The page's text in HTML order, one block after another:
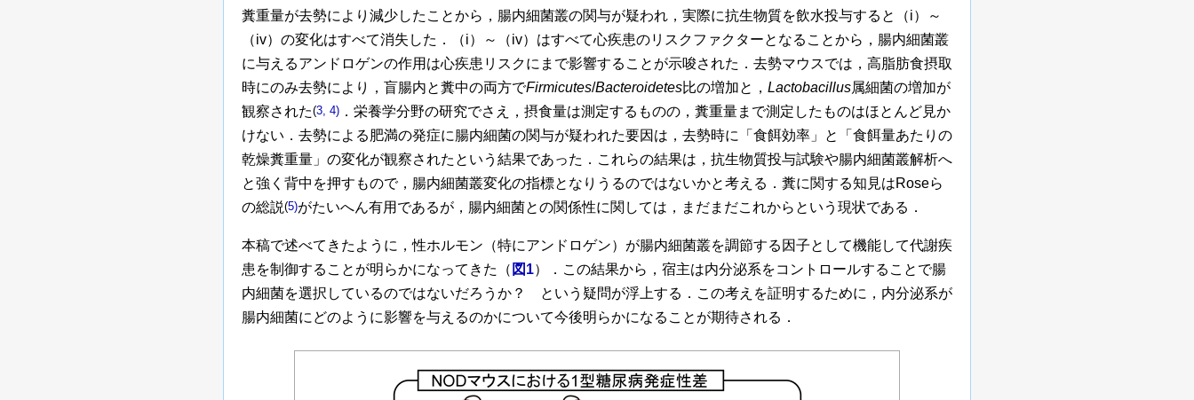
糞重量が去勢により減少したことから，腸内細菌叢の関与が疑われ，実際に抗生物質を飲水投与すると（i）～
（iv）の変化はすべて消失した．（i）～（iv）はすべて心疾患のリスクファクターとなることから，腸内細菌叢
に与えるアンドロゲンの作用は心疾患リスクにまで影響することが示唆された．去勢マウスでは，高脂肪食摂取
時にのみ去勢により，盲腸内と糞中の両方でFirmicutes/Bacteroidetes比の増加と， Lactobacillus属細菌の増加が
観察された(3, 4) ．栄養学分野の研究でさえ，摂食量は測定するものの，糞重量まで測定したものはほとんど見か
けない．去勢による肥満の発症に腸内細菌の関与が疑われた要因は，去勢時に「食餌効率」と「食餌量あたりの
乾燥糞重量」の変化が観察されたという結果であった．これらの結果は，抗生物質投与試験や腸内細菌叢解析へ
と強く背中を押すもので，腸内細菌叢変化の指標となりうるのではないかと考える．糞に関する知見はRoseら
の総説(5)がたいへん有用であるが，腸内細菌との関係性に関しては，まだまだこれからという現状である．
本稿で述べてきたように，性ホルモン（特にアンドロゲン）が腸内細菌叢を調節する因子として機能して代謝疾
患を制御することが明らかになってきた（ 図1）．この結果から，宿主は内分泌系をコントロールすることで腸
内細菌を選択しているのではないだろうか？ という疑問が浮上する．この考えを証明するために，内分泌系が
腸内細菌にどのように影響を与えるのかについて今後明らかになることが期待される．